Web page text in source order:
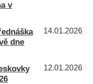
v
14.01.2026
dne
12.01.2026